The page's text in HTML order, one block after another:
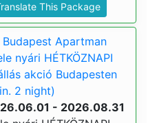
This Package
Apartman
nyári HÉTKÖZNAPI
akció Budapesten
2 night)
- 2026.08.31